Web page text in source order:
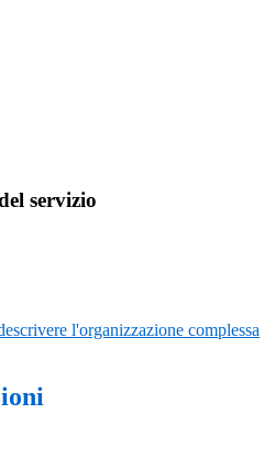
servizio
l'organizzazione complessa